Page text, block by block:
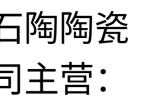
陶陶瓷
主营：